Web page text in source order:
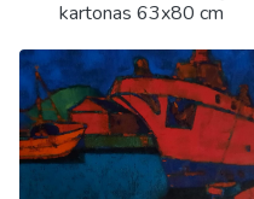
kartonas 63x80 cm